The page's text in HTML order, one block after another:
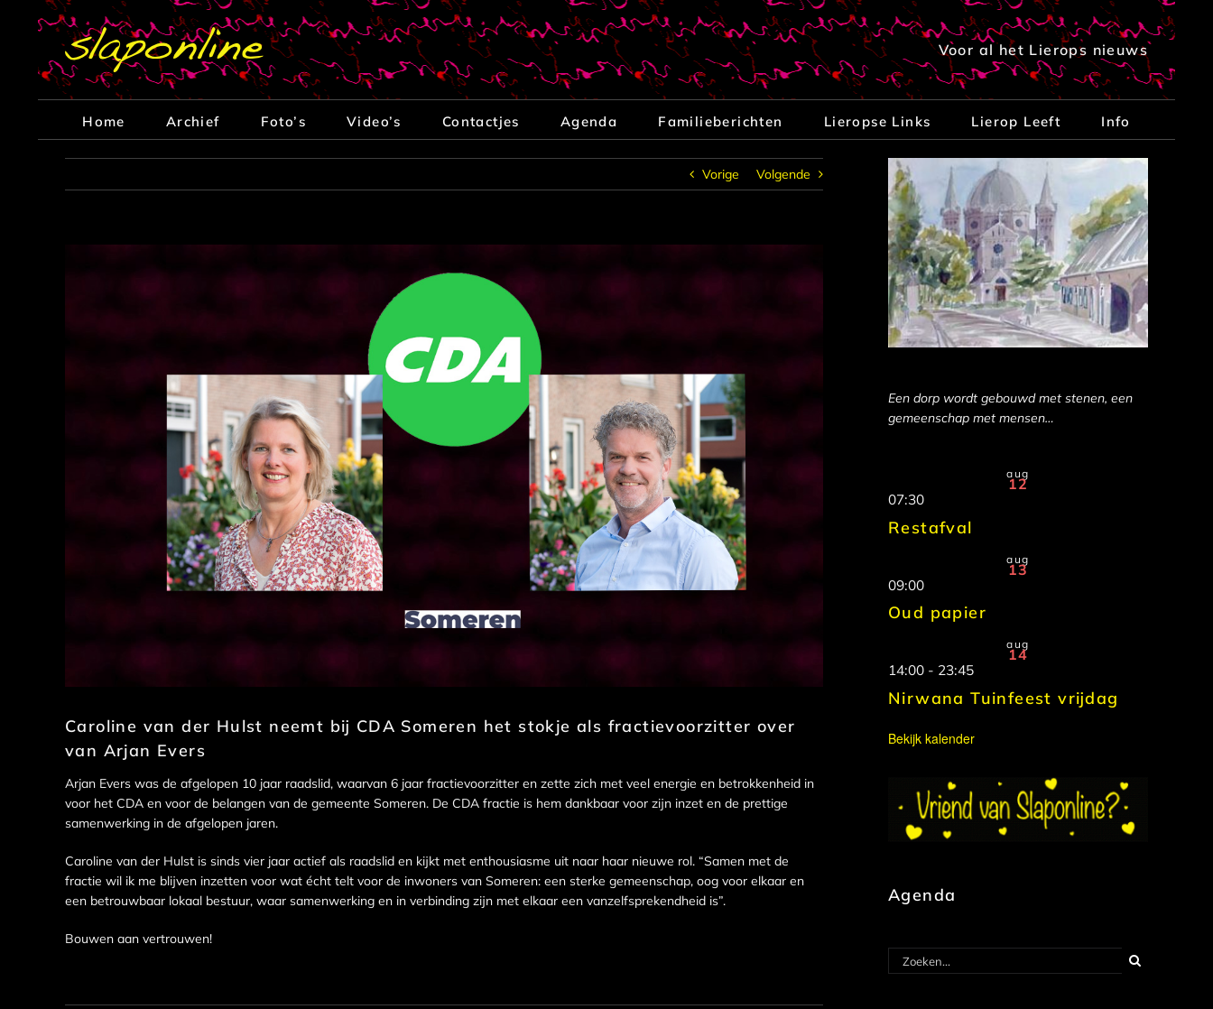
Voor al het Lierops nieuws
Home Archief Foto’s Video’s Contactjes Agenda Familieberichten Lieropse Links Lierop Leeft Info
Vorige Volgende
Caroline van der Hulst neemt bij CDA Someren het stokje als fractievoorzitter over
van Arjan Evers
Arjan Evers was de afgelopen 10 jaar raadslid, waarvan 6 jaar fractievoorzitter en zette zich met veel energie en betrokkenheid in
voor het CDA en voor de belangen van de gemeente Someren. De CDA fractie is hem dankbaar voor zijn inzet en de prettige
samenwerking in de afgelopen jaren.
Caroline van der Hulst is sinds vier jaar actief als raadslid en kijkt met enthousiasme uit naar haar nieuwe rol. “Samen met de
fractie wil ik me blijven inzetten voor wat écht telt voor de inwoners van Someren: een sterke gemeenschap, oog voor elkaar en
een betrouwbaar lokaal bestuur, waar samenwerking en in verbinding zijn met elkaar een vanzelfsprekendheid is”.
Bouwen aan vertrouwen!
Een dorp wordt gebouwd met stenen, een
gemeenschap met mensen…
aug
12
07:30
Restafval
aug
13
09:00
Oud papier
aug
14
14:00 - 23:45
Nirwana Tuinfeest vrijdag
Bekijk kalender
Agenda
Zoeken
naar: